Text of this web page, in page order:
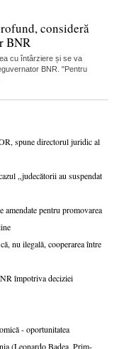
consideră
BNR
cu întârziere și se va
BNR. "Pentru
spune directorul juridic al
„judecătorii au suspendat
pentru promovarea
nu ilegală, cooperarea între
împotriva deciziei
- oportunitatea
(Leonardo Badea, Prim-